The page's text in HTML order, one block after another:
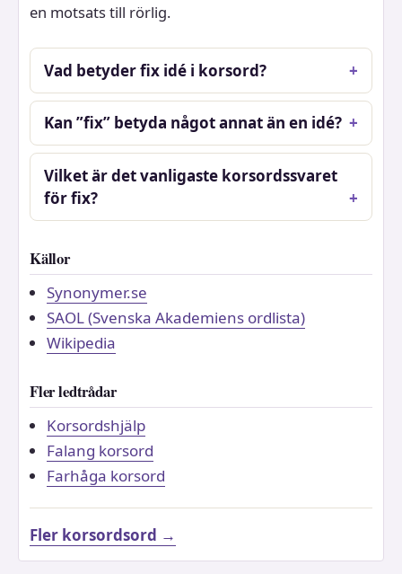
en motsats till rörlig.
Vad betyder fix idé i korsord?
Kan ”fix” betyda något annat än en idé?
Vilket är det vanligaste korsordssvaret
för fix?
Källor
Synonymer.se
SAOL (Svenska Akademiens ordlista)
Wikipedia
Fler ledtrådar
Korsordshjälp
Falang korsord
Farhåga korsord
Fler korsordsord →